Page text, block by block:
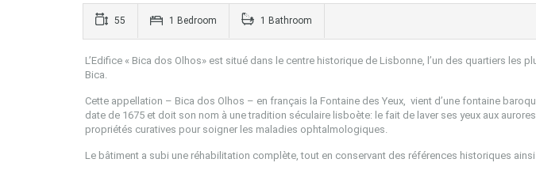
55 1 Bedroom 1 Bathroom
L’Edifice « Bica dos Olhos» est situé dans le centre historique de Lisbonne, l’un des quartiers les
Bica.
Cette appellation – Bica dos Olhos – en français la Fontaine des Yeux, vient d’une fontaine
date de 1675 et doit son nom à une tradition séculaire lisboète: le fait de laver ses yeux aux
propriétés curatives pour soigner les maladies ophtalmologiques.
Le bâtiment a subi une réhabilitation complète, tout en conservant des références historiques